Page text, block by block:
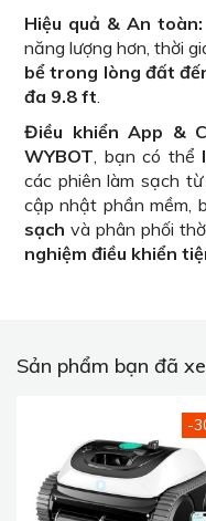
Hiệu quả & An toàn:
năng lượng hơn, thời
bể trong lòng đất
đa 9.8 ft
Điều khiển App &
WYBOT , bạn có thể
các phiên làm sạch
cập nhật phần mềm,
sạch và phân phối
nghiệm điều khiển
Sản phẩm bạn đã
-